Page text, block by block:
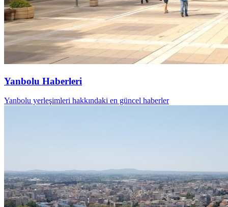
Yanbolu Haberleri
Yanbolu yerleşimleri hakkındaki en güncel haberler